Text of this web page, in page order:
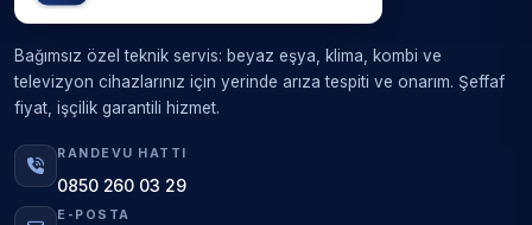
Bağımsız özel teknik servis: beyaz eşya, klima, kombi ve
televizyon cihazlarınız için yerinde arıza tespiti ve onarım. Şeffaf
fiyat, işçilik garantili hizmet.
RANDEVU HATTI
0850 260 03 29
E-POSTA